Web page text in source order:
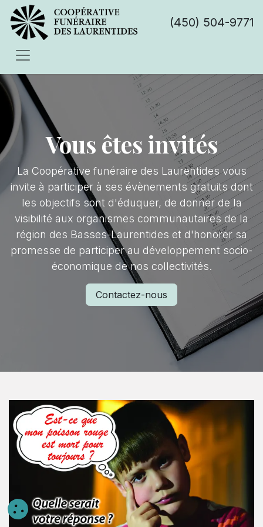
(450) 504-9771
Vous êtes invités
La Coopérative funéraire des Laurentides vous
invite à participer à ses évènements gratuits dont
les objectifs sont d'éduquer, de donner de la
visibilité aux organismes communautaires de la
région des Basses-Laurentides et d'honorer sa
promesse de participer au développement socio-
économique de nos collectivités.
Contactez-nous